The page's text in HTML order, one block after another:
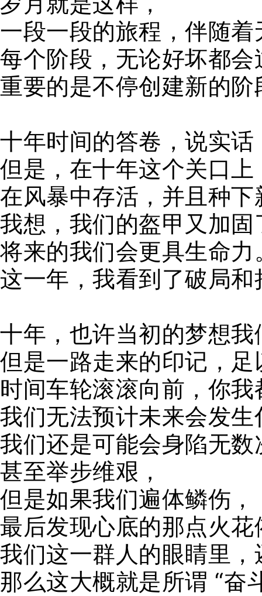
一段一段的旅程，伴随
每个阶段，无论好坏都会
重要的是不停创建新的阶
十年时间的答卷，说实
但是，在十年这个关口
在风暴中存活，并且种
我想，我们的盔甲又加固
将来的我们会更具生命力
这一年，我看到了破局和
十年，也许当初的梦想
但是一路走来的印记，
时间车轮滚滚向前，你
我们无法预计未来会发
我们还是可能会身陷无
甚至举步维艰，
但是如果我们遍体鳞伤，
最后发现心底的那点火
我们这一群人的眼睛里
那么这大概就是所谓 “奋